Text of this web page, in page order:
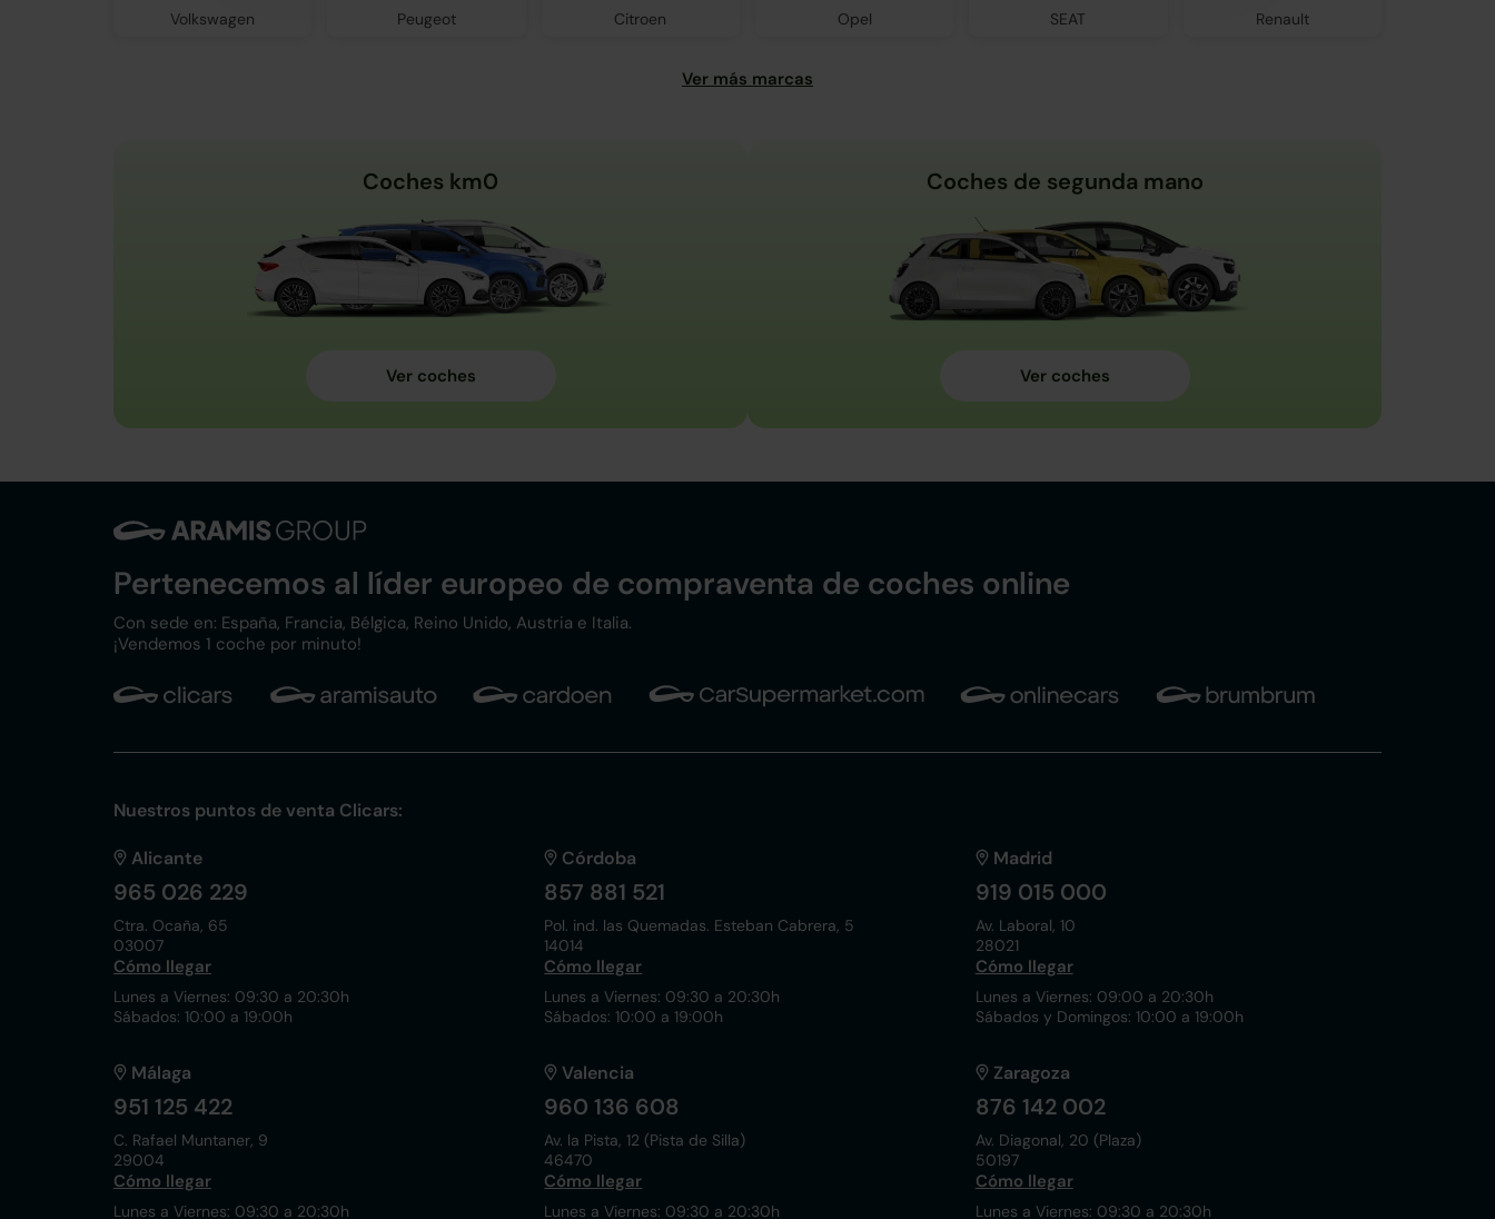
Volkswagen Peugeot Citroen Opel SEAT Renault
Coches km0 Coches de segunda mano
Pertenecemos al líder europeo de compraventa de coches online
Con sede en: España, Francia, Bélgica, Reino Unido, Austria e Italia.
¡Vendemos 1 coche por minuto!
Nuestros puntos de venta Clicars:
Alicante
965 026 229
Ctra. Ocaña, 65
03007
Cómo llegar
Lunes a Viernes: 09:30 a 20:30h
Sábados: 10:00 a 19:00h
Córdoba
857 881 521
Pol. ind. las Quemadas. Esteban Cabrera, 5
14014
Cómo llegar
Lunes a Viernes: 09:30 a 20:30h
Sábados: 10:00 a 19:00h
Madrid
919 015 000
Av. Laboral, 10
28021
Cómo llegar
Lunes a Viernes: 09:00 a 20:30h
Sábados y Domingos: 10:00 a 19:00h
Málaga
951 125 422
C. Rafael Muntaner, 9
29004
Cómo llegar
Lunes a Viernes: 09:30 a 20:30h
Valencia
960 136 608
Av. la Pista, 12 (Pista de Silla)
46470
Cómo llegar
Lunes a Viernes: 09:30 a 20:30h
Zaragoza
876 142 002
Av. Diagonal, 20 (Plaza)
50197
Cómo llegar
Lunes a Viernes: 09:30 a 20:30h